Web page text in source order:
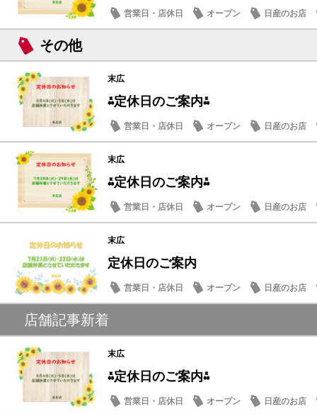
営業日・店休日 オープン 日産のお店
その他
末広
⁂定休日のご案内⁂
営業日・店休日 オープン 日産のお店
末広
⁂定休日のご案内⁂
営業日・店休日 オープン 日産のお店
末広
定休日のご案内
営業日・店休日 オープン 日産のお店
店舗記事新着
末広
⁂定休日のご案内⁂
営業日・店休日 オープン 日産のお店